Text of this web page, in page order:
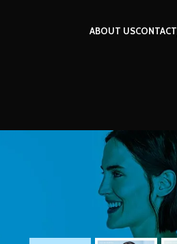
ABOUT USCONTACT
OUR INSTAGRAM